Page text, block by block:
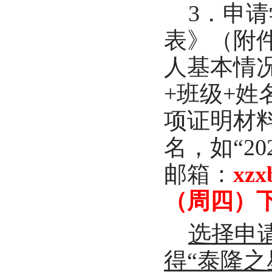
3 ．申
表》（附
人基本情
+班级+姓
项证明材
名，如“
邮箱：
（周四）
选择申
得“泰隆